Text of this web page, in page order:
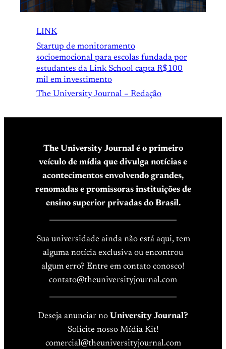
LINK
Startup de monitoramento
socioemocional para escolas fundada por
estudantes da Link School capta R$100
mil em investimento
The University Journal – Redação
The University Journal é o primeiro
veículo de mídia que divulga notícias e
acontecimentos envolvendo grandes,
renomadas e promissoras instituições de
ensino superior privadas do Brasil.
Sua universidade ainda não está aqui, tem
alguma notícia exclusiva ou encontrou
algum erro? Entre em contato conosco!
contato@theuniversityjournal.com
Deseja anunciar no University Journal?
Solicite nosso Mídia Kit!
comercial@theuniversityjournal.com